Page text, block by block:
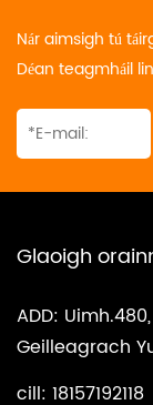
Nár aimsigh tú
Déan teagmháil
Glaoigh
ADD:
Geilleagrach
cill: 18157192118